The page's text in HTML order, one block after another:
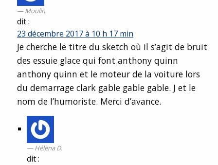
Moulin
dit :
23 décembre 2017 à 10 h 17 min
Je cherche le titre du sketch où il s’agit de bruit
des essuie glace qui font anthony quinn
anthony quinn et le moteur de la voiture lors
du demarrage clark gable gable gable. J et le
nom de l’humoriste. Merci d’avance.
Hélèna D.
dit :